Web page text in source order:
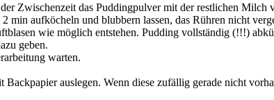
Zwischenzeit das Puddingpulver mit der restlichen Milch
aufköcheln und blubbern lassen, das Rühren nicht
wie möglich entstehen. Pudding vollständig (!!!)
geben.
warten.
auslegen. Wenn diese zufällig gerade nicht